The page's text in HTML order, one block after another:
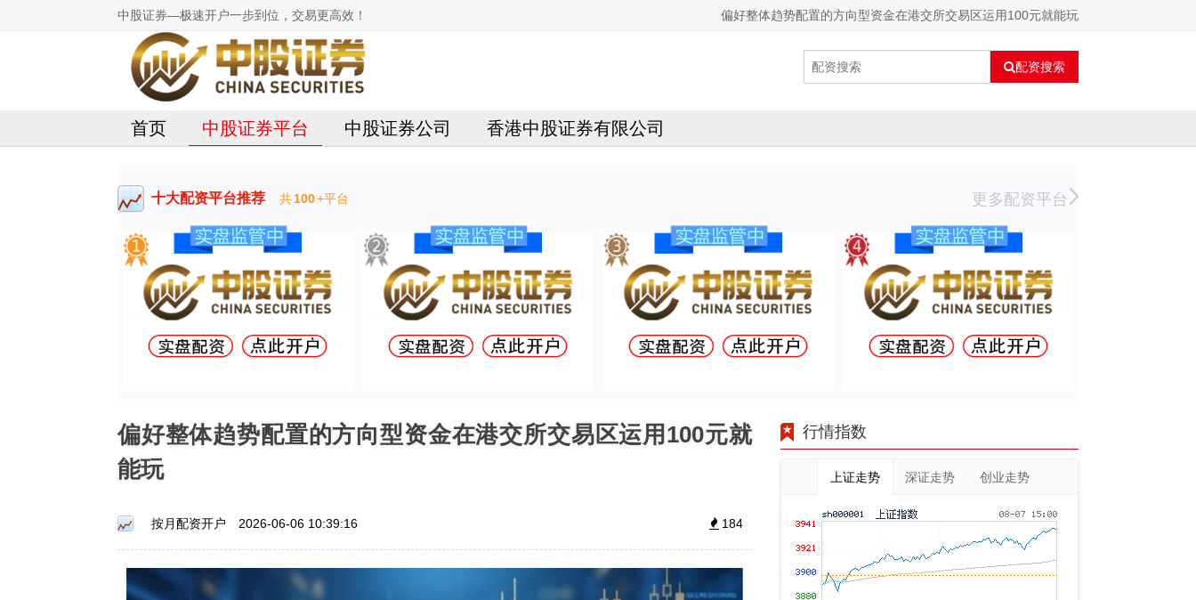
中股证券—极速开户一步到位，交易更高效！ 偏好整体趋势配置的方向型资金在港交所交易区运用100元就能玩
配资搜索
首页 中股证券平台 中股证券公司 香港中股证券有限公司
十大配资平台推荐 共100+平台 更多配资平台
偏好整体趋势配置的方向型资金在港交所交易区运用100元就
能玩
按月配资开户 2026-06-06 10:39:16 184
行情指数
上证走势 深证走势 创业走势